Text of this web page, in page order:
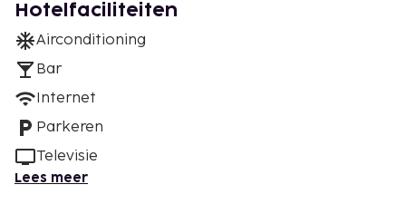
Hotelfaciliteiten
Airconditioning
Bar
Internet
Parkeren
Televisie
Lees meer